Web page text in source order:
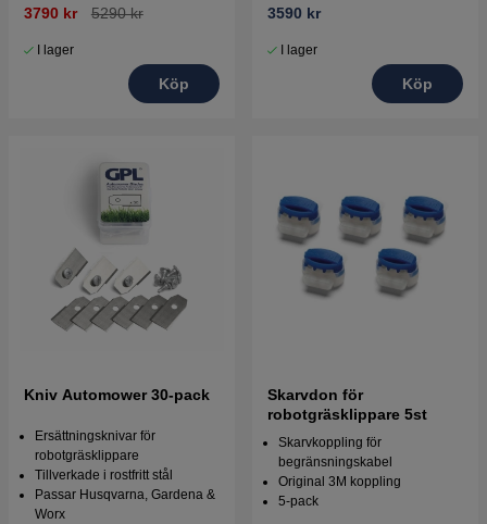
3790 kr 5290 kr
I lager
Köp
3590 kr
I lager
Köp
Kniv Automower 30-pack
Ersättningsknivar för
robotgräsklippare
Tillverkade i rostfritt stål
Passar Husqvarna, Gardena &
Worx
Skarvdon för
robotgräsklippare 5st
Skarvkoppling för
begränsningskabel
Original 3M koppling
5-pack